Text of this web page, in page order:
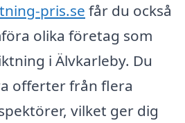
pris.se får du också
olika företag som
i Älvkarleby. Du
offerter från flera
vilket ger dig